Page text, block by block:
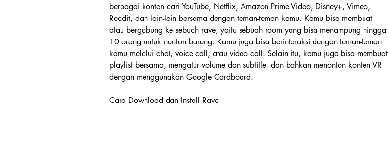
berbagai konten dari YouTube, Netflix, Amazon Prime Video, Disney+, Vimeo,
Reddit, dan lain-lain bersama dengan teman-teman kamu. Kamu bisa membuat
atau bergabung ke sebuah rave, yaitu sebuah room yang bisa menampung hingga
10 orang untuk nonton bareng. Kamu juga bisa berinteraksi dengan teman-teman
kamu melalui chat, voice call, atau video call. Selain itu, kamu juga bisa membuat
playlist bersama, mengatur volume dan subtitle, dan bahkan menonton konten VR
dengan menggunakan Google Cardboard.
Cara Download dan Install Rave